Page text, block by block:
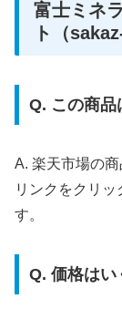
富士ミネ
ト（
Q. この商品
A. 楽天市場の
リンクをクリ
す。
Q. 価格はい